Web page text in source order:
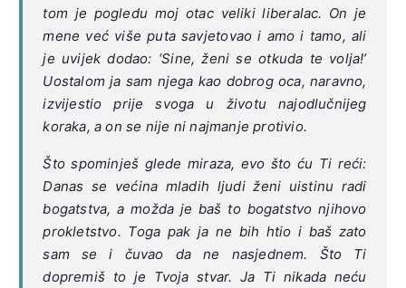
tom je pogledu moj otac veliki liberalac. On je
mene već više puta savjetovao i amo i tamo, ali
je uvijek dodao: ‘Sine, ženi se otkuda te volja!’
Uostalom ja sam njega kao dobrog oca, naravno,
izvijestio prije svoga u životu najodlučnijeg
koraka, a on se nije ni najmanje protivio.
Što spominješ glede miraza, evo što ću Ti reći:
Danas se većina mladih ljudi ženi uistinu radi
bogatstva, a možda je baš to bogatstvo njihovo
prokletstvo. Toga pak ja ne bih htio i baš zato
sam se i čuvao da ne nasjednem. Što Ti
dopremiš to je Tvoja stvar. Ja Ti nikada neću